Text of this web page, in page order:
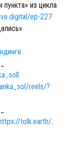
из цикла
ep-227
reels/?
tolk.earth/.